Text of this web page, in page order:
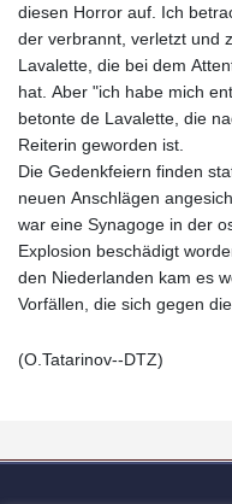
diesen Horror auf. Ich
der verbrannt, verletzt und
Lavalette, die bei dem
hat. Aber "ich habe mich
betonte de Lavalette, die
Reiterin geworden ist.
Die Gedenkfeiern finden
neuen Anschlägen
war eine Synagoge in der
Explosion beschädigt
den Niederlanden kam es
Vorfällen, die sich gegen
(O.Tatarinov--DTZ)